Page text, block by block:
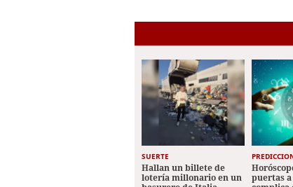
SUERTE
Hallan un billete de
lotería millonario en un
puertas